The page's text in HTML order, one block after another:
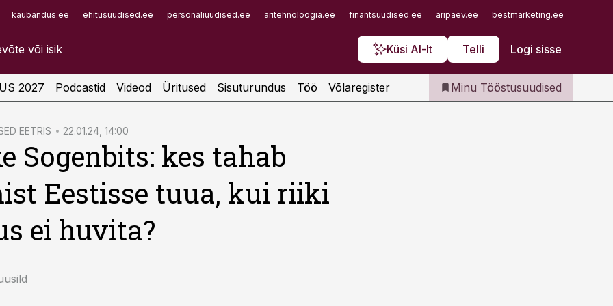
kaubandus.ee ehitusuudised.ee personaliuudised.ee aritehnoloogia.ee finantsuudised.ee aripaev.ee bestmarketing.ee
Küsi AI-lt Telli Logi sisse
Infopank
Iseteenindus
Telli Tööstusuudised
2027 Podcastid Videod Üritused Sisuturundus Töö Võlaregister Minu Tööstusuudised
EETRIS 22.01.24, 14:00
Sogenbits: kes tahab
Eestisse tuua, kui riiki
ei huvita?